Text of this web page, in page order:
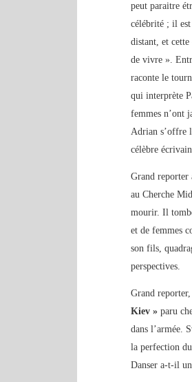
peut paraitre
célébrité ; il
distant, et
de vivre ».
raconte le
qui interprète
femmes n’ont
Adrian s’offre
célèbre
Grand
au Cherche
mourir. Il
et de femmes
son fils,
perspectives.
Grand
Kiev » paru
dans l’armée.
la perfection
Danser a-t-il